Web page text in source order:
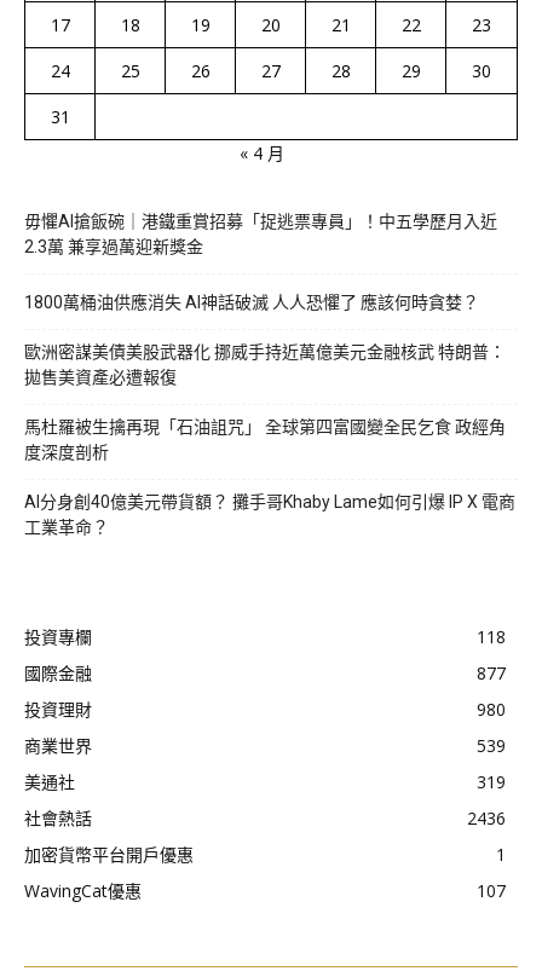
17
18 19 20 21 22
23
24
25 26 27 28 29
30
31
« 4 月
毋懼AI搶飯碗｜港鐵重賞招募「捉逃票專員」！中五學歷月入近
2.3萬 兼享過萬迎新獎金
1800萬桶油供應消失 AI神話破滅 人人恐懼了 應該何時貪婪？
歐洲密謀美債美股武器化 挪威手持近萬億美元金融核武 特朗普：
拋售美資產必遭報復
馬杜羅被生擒再現「石油詛咒」 全球第四富國變全民乞食 政經角
度深度剖析
AI分身創40億美元帶貨額？ 攤手哥Khaby Lame如何引爆 IP X 電商
工業革命？
投資專欄
118
國際金融
877
投資理財
980
商業世界
539
美通社
319
社會熱話
2436
加密貨幣平台開戶優惠
1
WavingCat優惠
107